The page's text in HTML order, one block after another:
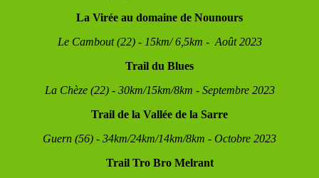
La Virée au domaine de Nounours
Le Cambout (22) - 15km/ 6,5km - Août 2023
Trail du Blues
La Chèze (22) - 30km/15km/8km - Septembre 2023
Trail de la Vallée de la Sarre
Guern (56) - 34km/24km/14km/8km - Octobre 2023
Trail Tro Bro Melrant